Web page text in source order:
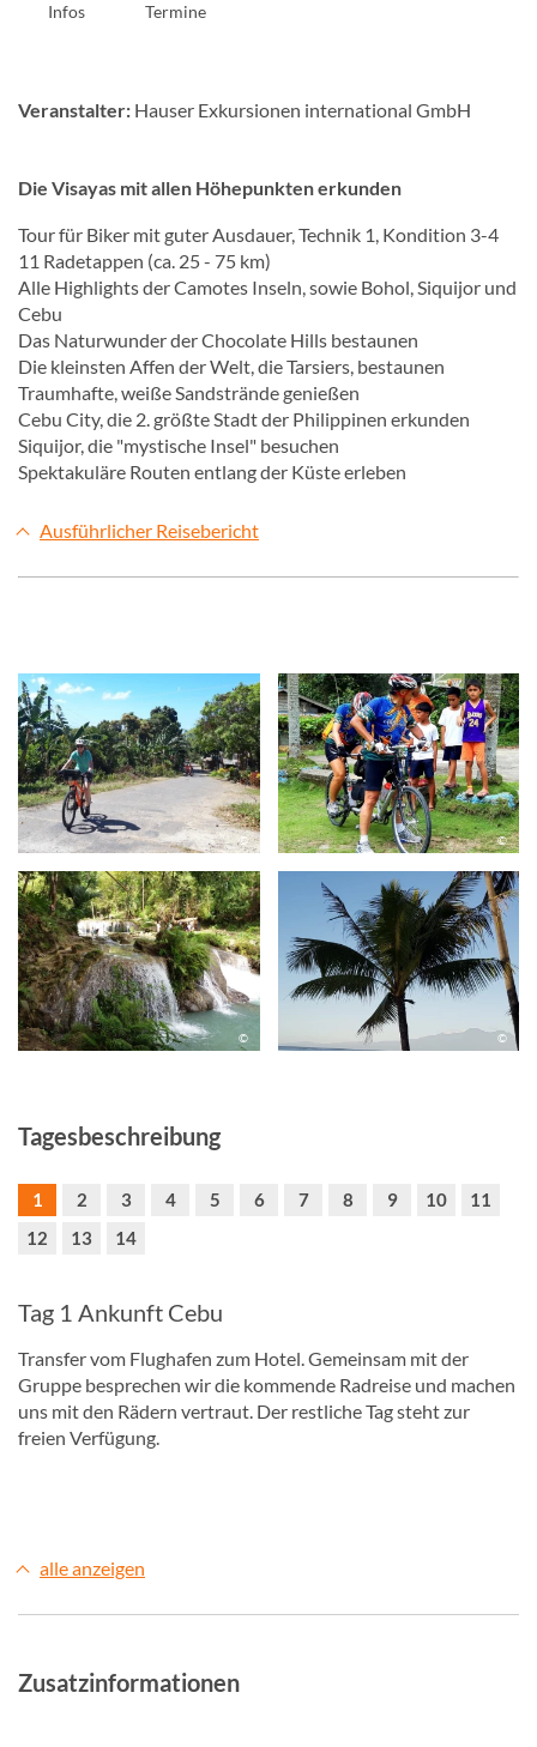
Infos Termine
Veranstalter: Hauser Exkursionen international GmbH
Die Visayas mit allen Höhepunkten erkunden
Tour für Biker mit guter Ausdauer, Technik 1, Kondition 3-4
11 Radetappen (ca. 25 - 75 km)
Alle Highlights der Camotes Inseln, sowie Bohol, Siquijor und
Cebu
Das Naturwunder der Chocolate Hills bestaunen
Die kleinsten Affen der Welt, die Tarsiers, bestaunen
Traumhafte, weiße Sandstrände genießen
Cebu City, die 2. größte Stadt der Philippinen erkunden
Siquijor, die "mystische Insel" besuchen
Spektakuläre Routen entlang der Küste erleben
Ausführlicher Reisebericht
© ©
© ©
Tagesbeschreibung
1 2 3 4 5 6 7 8 9 10
11
12
13 14
Tag 1 Ankunft Cebu
Transfer vom Flughafen zum Hotel. Gemeinsam mit der
Gruppe besprechen wir die kommende Radreise und machen
uns mit den Rädern vertraut. Der restliche Tag steht zur
freien Verfügung.
alle anzeigen
Zusatzinformationen